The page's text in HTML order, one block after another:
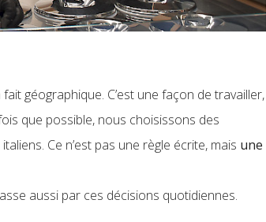
géographique. C’est une façon de travailler,
que possible, nous choisissons des
Ce n’est pas une règle écrite, mais une
aussi par ces décisions quotidiennes.